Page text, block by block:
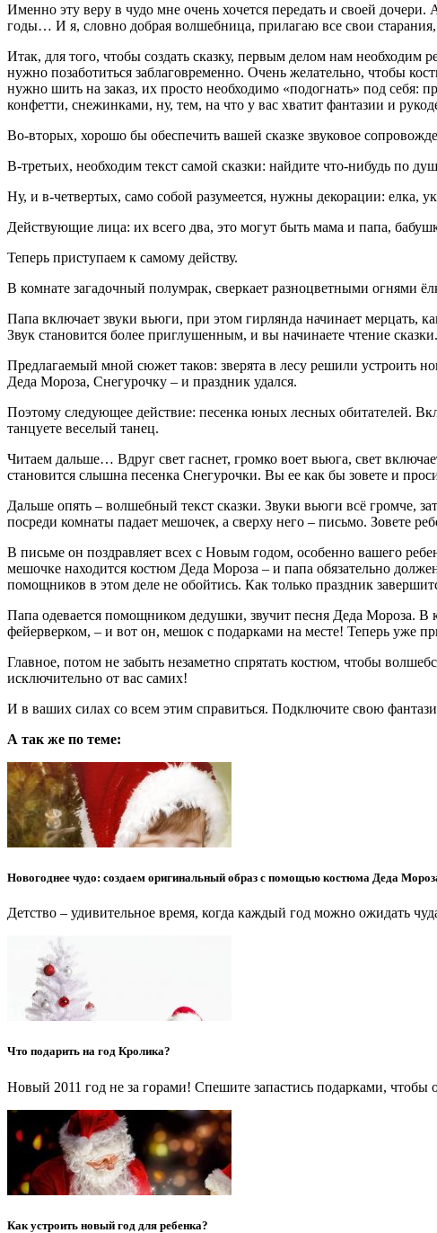
Именно эту веру в чудо мне очень хочется передать и своей
годы… И я, словно добрая волшебница, прилагаю все свои
Итак, для того, чтобы создать сказку, первым делом нам
нужно позаботиться заблаговременно. Очень желательно, чтобы
нужно шить на заказ, их просто необходимо «подогнать» под
конфетти, снежинками, ну, тем, на что у вас хватит фантазии и
Во-вторых, хорошо бы обеспечить вашей сказке звуковое
В-третьих, необходим текст самой сказки: найдите что-нибудь по
Ну, и в-четвертых, само собой разумеется, нужны декорации: елка,
Действующие лица: их всего два, это могут быть мама и папа,
Теперь приступаем к самому действу.
В комнате загадочный полумрак, сверкает разноцветными огнями
Папа включает звуки вьюги, при этом гирлянда начинает мерцать,
Звук становится более приглушенным, и вы начинаете чтение сказки.
Предлагаемый мной сюжет таков: зверята в лесу решили устроить
Деда Мороза, Снегурочку – и праздник удался.
Поэтому следующее действие: песенка юных лесных обитателей.
танцуете веселый танец.
Читаем дальше… Вдруг свет гаснет, громко воет вьюга, свет
становится слышна песенка Снегурочки. Вы ее как бы зовете и
Дальше опять – волшебный текст сказки. Звуки вьюги всё громче,
посреди комнаты падает мешочек, а сверху него – письмо. Зовете
В письме он поздравляет всех с Новым годом, особенно вашего
мешочке находится костюм Деда Мороза – и папа обязательно
помощников в этом деле не обойтись. Как только праздник
Папа одевается помощником дедушки, звучит песня Деда Мороза. В
фейерверком, – и вот он, мешок с подарками на месте! Теперь уже
Главное, потом не забыть незаметно спрятать костюм, чтобы
исключительно от вас самих!
И в ваших силах со всем этим справиться. Подключите свою
А так же по теме:
Новогоднее чудо: создаем оригинальный образ с помощью костюма Деда
Детство – удивительное время, когда каждый год можно ожидать
Что подарить на год Кролика?
Новый 2011 год не за горами! Спешите запастись подарками,
Как устроить новый год для ребенка?